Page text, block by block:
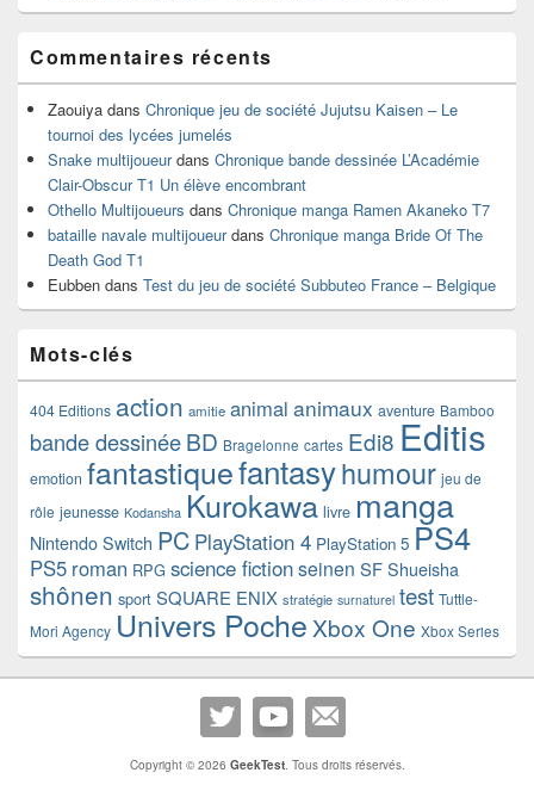
Commentaires récents
Zaouiya dans Chronique jeu de société Jujutsu Kaisen – Le
tournoi des lycées jumelés
Snake multijoueurdans Chronique bande dessinée L’Académie
Clair-Obscur T1 Un élève encombrant
Othello Multijoueurs dans Chronique manga Ramen Akaneko T7
bataille navale multijoueurdans Chronique manga Bride Of The
Death God T1
Eubben dans Test du jeu de société Subbuteo France – Belgique
Mots-clés
404 Editions action amitie animal animaux aventure Bamboo
bande dessinéeBD Bragelonne cartes Edi8 Editis
emotion fantastiquefantasyhumour jeu de
rôle jeunesse Kodansha Kurokawa livre manga
Nintendo Switch PC PlayStation 4 PlayStation 5 PS4
PS5 roman RPG science fictionseinen SF Shueisha
shônen sport SQUARE ENIX stratégie surnaturel test Tuttle-
Mori Agency Univers Poche Xbox One Xbox Series
Copyright © 2026 GeekTest. Tous droits réservés.